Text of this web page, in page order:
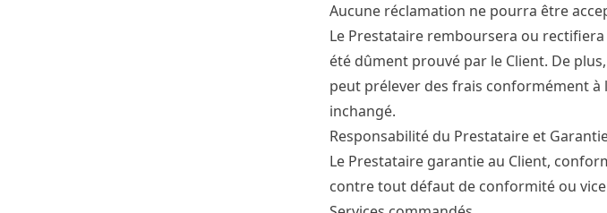
Aucune réclamation ne pourra être
Le Prestataire remboursera ou
été dûment prouvé par le Client. De
peut prélever des frais conformément
inchangé.
Responsabilité du Prestataire et
Le Prestataire garantie au Client,
contre tout défaut de conformité ou